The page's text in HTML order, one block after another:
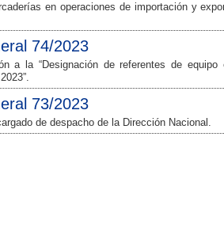
en operaciones de importación y
74/2023
a la “Designación de referentes de
73/2023
de despacho de la Dirección Nacional.